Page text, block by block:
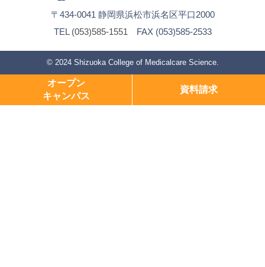
〒434-0041 静岡県浜松市浜名区平口2000
TEL (053)585-1551FAX (053)585-2533
© 2024 Shizuoka College of Medicalcare Science.
オープン
キャンパス
資料請求